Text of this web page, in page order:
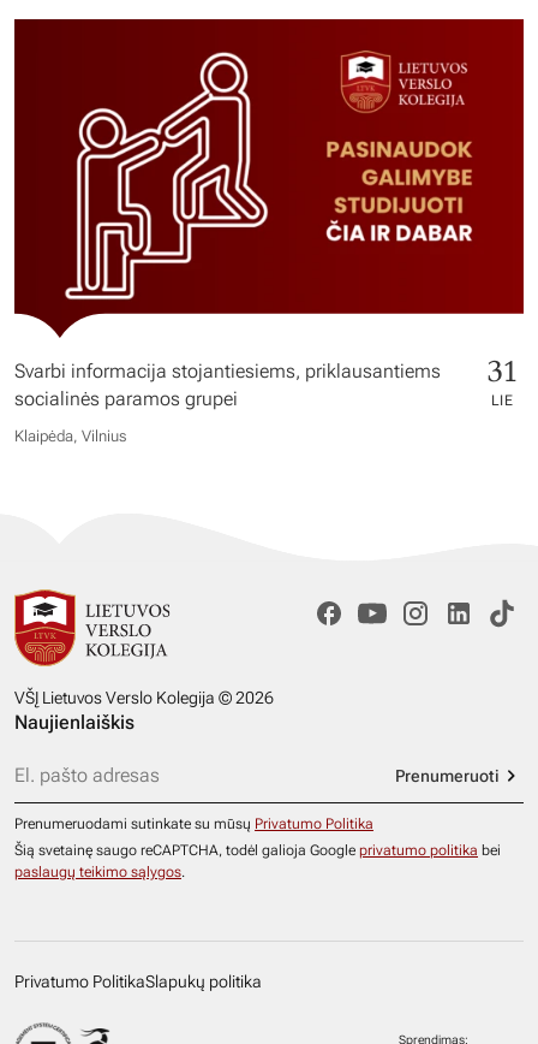
Svarbi informacija stojantiesiems, priklausantiems
socialinės paramos grupei
31
LIE
Klaipėda, Vilnius
VŠĮ Lietuvos Verslo Kolegija © 2026
Naujienlaiškis
Prenumeruoti
Prenumeruodami sutinkate su mūsų Privatumo Politika
Šią svetainę saugo reCAPTCHA, todėl galioja Google privatumo politika bei
paslaugų teikimo sąlygos.
Privatumo PolitikaSlapukų politika
Sprendimas: